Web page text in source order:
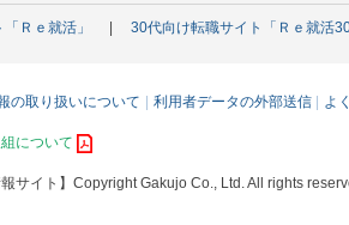
Ｒｅ就活」 30代向け転職サイト「Ｒｅ就活30
の取り扱いについて 利用者データの外部送信 よ
について
サイト】 Copyright Gakujo Co., Ltd. All rights